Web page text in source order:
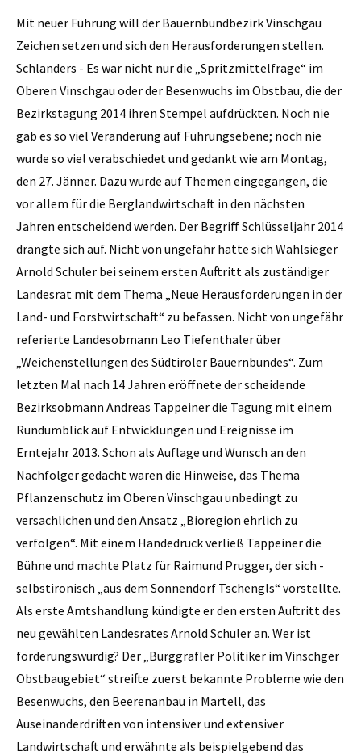
Mit neuer Führung will der Bauernbundbezirk Vinschgau
Zeichen setzen und sich den Herausforderungen stellen.
Schlanders - Es war nicht nur die „Spritzmittelfrage“ im
Oberen Vinschgau oder der Besenwuchs im Obstbau, die der
Bezirkstagung 2014 ihren Stempel aufdrückten. Noch nie
gab es so viel Veränderung auf Führungsebene; noch nie
wurde so viel verabschiedet und gedankt wie am Montag,
den 27. Jänner. Dazu wurde auf Themen eingegangen, die
vor allem für die Berglandwirtschaft in den nächsten
Jahren entscheidend werden. Der Begriff Schlüsseljahr 2014
drängte sich auf. Nicht von ungefähr hatte sich Wahlsieger
Arnold Schuler bei seinem ersten Auftritt als zuständiger
Landesrat mit dem Thema „Neue Herausforderungen in der
Land- und Forstwirtschaft“ zu befassen. Nicht von ungefähr
referierte Landesobmann Leo Tiefenthaler über
„Weichenstellungen des Südtiroler Bauernbundes“. Zum
letzten Mal nach 14 Jahren eröffnete der scheidende
Bezirksobmann Andreas Tappeiner die Tagung mit einem
Rundumblick auf Entwicklungen und Ereignisse im
Erntejahr 2013. Schon als Auflage und Wunsch an den
Nachfolger gedacht waren die Hinweise, das Thema
Pflanzenschutz im Oberen Vinschgau unbedingt zu
versachlichen und den Ansatz „Bioregion ehrlich zu
verfolgen“. Mit einem Händedruck verließ Tappeiner die
Bühne und machte Platz für Raimund ­Prugger, der sich ­
selbstironisch „aus dem Sonnendorf Tschengls“ vorstellte.
Als erste Amtshandlung kündigte er den ersten Auftritt des
neu gewählten Landesrates Arnold Schuler an. Wer ist
förderungswürdig? Der „Burggräfler Politiker im Vinschger
Obstbaugebiet“ streifte zuerst bekannte Probleme wie den
Besenwuchs, den Beerenanbau in Martell, das
Auseinanderdriften von intensiver und extensiver
Landwirtschaft und erwähnte als beispielgebend das